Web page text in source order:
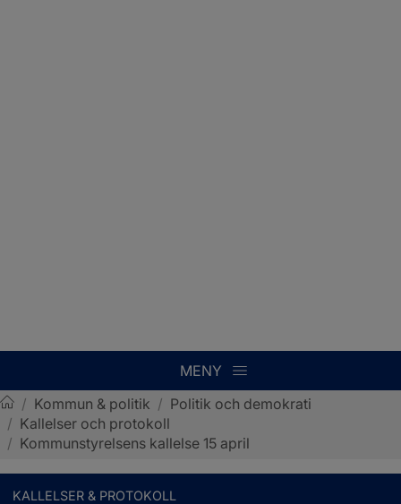
MENY
Sotenäs kommun
/ Kommun & politik / Politik och demokrati
/ Kallelser och protokoll
/ Kommunstyrelsens kallelse 15 april
KALLELSER & PROTOKOLL